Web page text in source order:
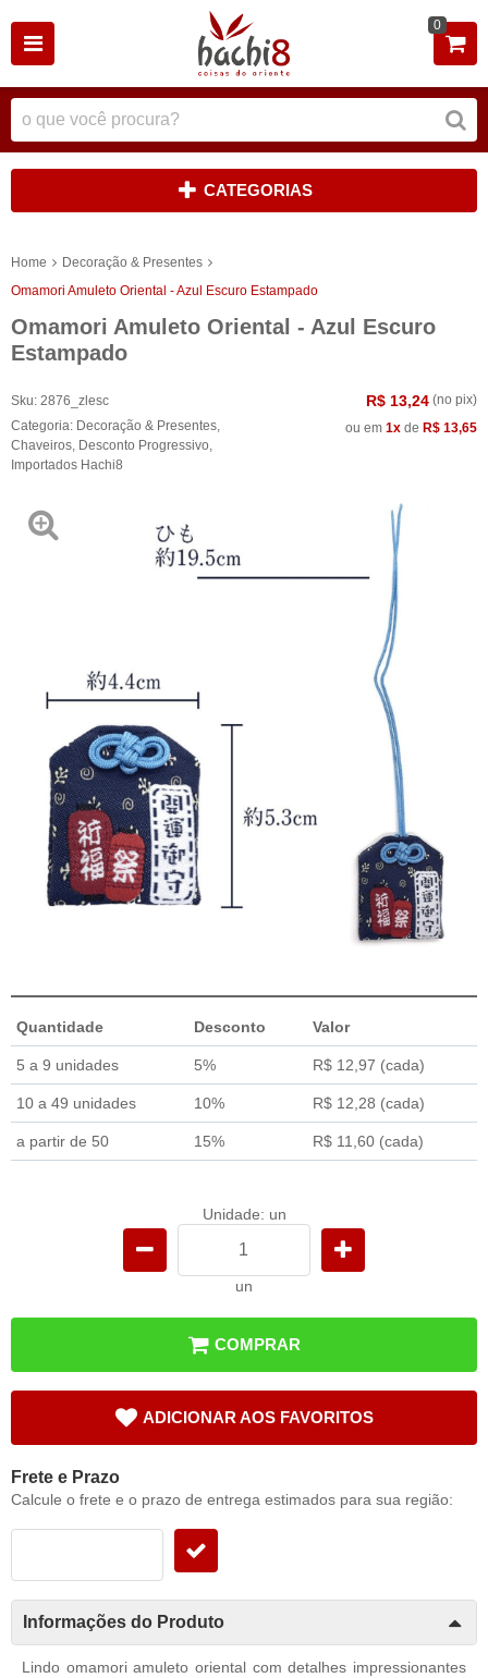
0
CATEGORIAS
Home
Decoração & Presentes
Omamori Amuleto Oriental - Azul Escuro Estampado
Omamori Amuleto Oriental - Azul Escuro
Estampado
Sku: 2876_zlesc
Categoria: Decoração & Presentes
Chaveiros Desconto Progressivo
Importados Hachi8
R$ 13,24 (no pix)
ou em 1x de R$ 13,65
Quantidade Desconto Valor
5 a 9 unidades 5% R$ 12,97 (cada)
10 a 49 unidades 10% R$ 12,28 (cada)
a partir de 50 15% R$ 11,60 (cada)
Unidade: un
un
COMPRAR
ADICIONAR AOS FAVORITOS
Frete e Prazo
Calcule o frete e o prazo de entrega estimados para sua região:
Informações do Produto
Lindo omamori amuleto oriental com detalhes impressionantes